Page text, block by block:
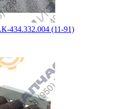
434.332.004 (11-91)